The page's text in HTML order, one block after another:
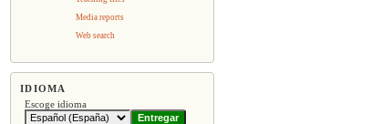
Media reports
Web search
IDIOMA
Escoge idioma